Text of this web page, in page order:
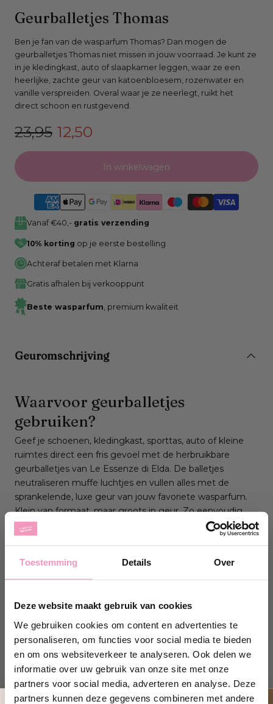
Toestemming Details Over
Deze website maakt gebruik van cookies
We gebruiken cookies om content en advertenties te
personaliseren, om functies voor social media te bieden
en om ons websiteverkeer te analyseren. Ook delen we
informatie over uw gebruik van onze site met onze
partners voor social media, adverteren en analyse. Deze
partners kunnen deze gegevens combineren met andere
Open
0
in
modaal
venster
Geurballetjes Thomas
Ben je fan van de wasparfum Thomas? Dan mogen de
geurballetjes Thomas niet missen in jouw voorraad. Je kunt ze
in je kledingkast, auto of slaapkamer leggen, waar ze een
heerlijke, zachte geur van katoenbloesem, rozenwater en
vanille verspreiden. Overal waar je ze neerlegt, ruikt het
direct schoon en rustgevend.
Normale
prijs
23,95 Verkoopprijs
12,50
In winkelwagen
Vanaf €40,- gratis verzending
10% korting op je eerste bestelling
Achteraf betalen met Klarna
Gratis afhalen bij verkooppunt
Beste wasparfum , premium kwaliteit
Geuromschrijving
Waarvoor geurballetjes
gebruiken?
Geef je schoenen, kledingkast, sporttas, auto of kleine
ruimtes direct een fris gevoel met de herbruikbare
geurballetjes van Le Essenze di Elda. De balletjes
neutraliseren muffe luchtjes en vullen alles met de
sprankelende, luxe geur van jouw favoriete wasparfum.
Klein van formaat, maar groots in geur. Zo eenvoudig
kan frisheid zijn. Meer over het gebruik van geurballetjes
lees je hier
Wat zijn geurballetjes van Le
De Italiaanse geurballetjes van Le Essenze di Elda zijn
compacte, geurige bolletjes die jouw schoenen, tassen
of andere kleine ruimtes voor een lange tijd heerlijk laten
ruiken. Ieder balletje is doordrenkt met de iconische geur
van jouw favoriete wasparfum en geeft langzaam een
gelijkmatige geur af. Hierdoor blijft de geur subtiel en is
deze niet overheersend.